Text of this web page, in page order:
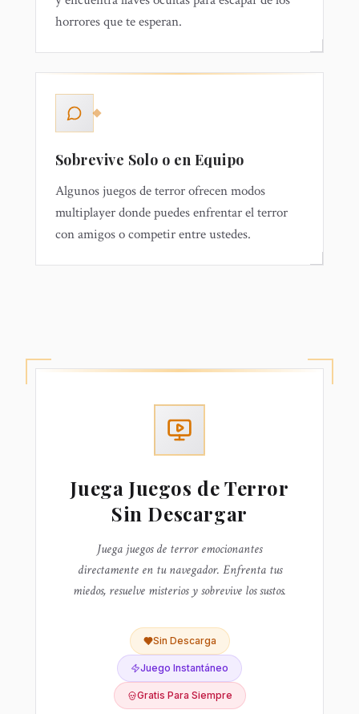
horrores que te esperan.
Sobrevive Solo o en Equipo
Algunos juegos de terror ofrecen modos
multiplayer donde puedes enfrentar el terror
con amigos o competir entre ustedes.
Juega Juegos de Terror
Sin Descargar
Juega juegos de terror emocionantes
directamente en tu navegador. Enfrenta tus
miedos, resuelve misterios y sobrevive los sustos.
Sin Descarga
Juego Instantáneo
Gratis Para Siempre